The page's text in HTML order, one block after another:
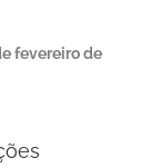
fevereiro de